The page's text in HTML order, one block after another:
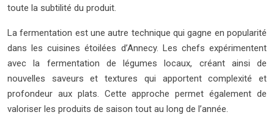
toute la subtilité du produit.
La fermentation est une autre technique qui gagne en popularité
dans les cuisines étoilées d’Annecy. Les chefs expérimentent
avec la fermentation de légumes locaux, créant ainsi de
nouvelles saveurs et textures qui apportent complexité et
profondeur aux plats. Cette approche permet également de
valoriser les produits de saison tout au long de l’année.